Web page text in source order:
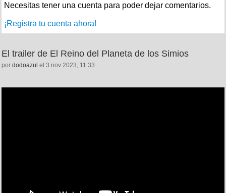
Necesitas tener una cuenta para poder dejar comentarios.
¡Registra tu cuenta ahora!
El trailer de El Reino del Planeta de los Simios
por dodoazul el 3 nov 2023, 11:33